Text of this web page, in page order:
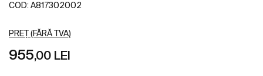
COD: A817302002
PREȚ (FĂRĂ TVA)
955,00 LEI